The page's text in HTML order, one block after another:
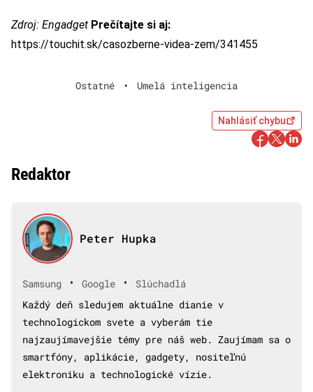
Zdroj: Engadget Prečítajte si aj:
https://touchit.sk/casozberne-videa-zem/341455
Ostatné • Umelá inteligencia
Nahlásiť chybu
Redaktor
Peter Hupka
Samsung • Google •
Slúchadlá
Každý deň sledujem aktuálne dianie v
technologickom svete a vyberám tie
najzaujímavejšie témy pre náš web. Zaujímam sa o
smartfóny, aplikácie, gadgety, nositeľnú
elektroniku a technologické vízie.